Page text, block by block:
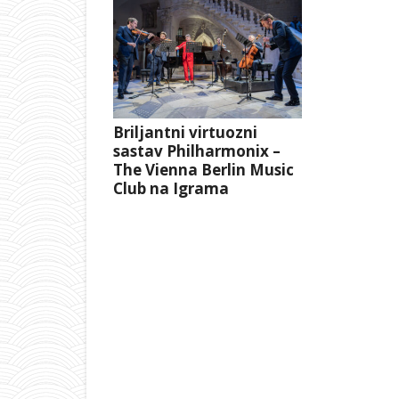
Briljantni virtuozni
sastav Philharmonix –
The Vienna Berlin Music
Club na Igrama